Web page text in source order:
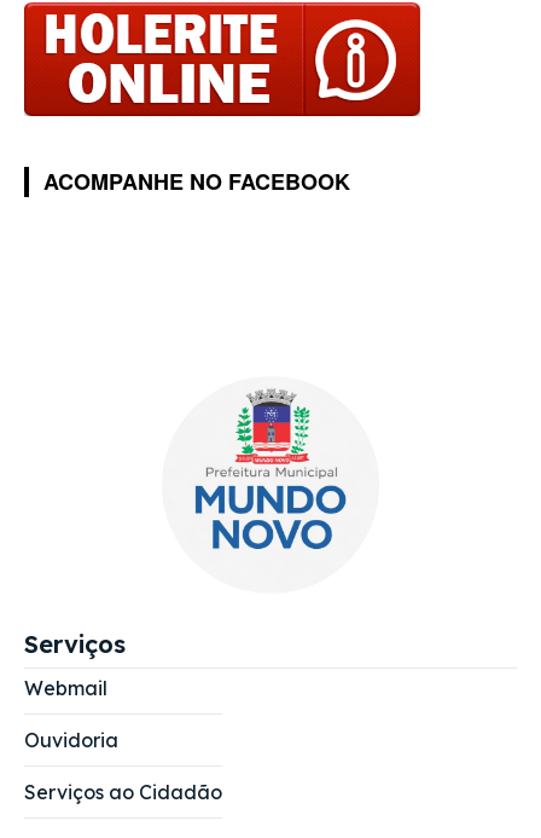
ACOMPANHE NO FACEBOOK
Serviços
Webmail
Ouvidoria
Serviços ao Cidadão